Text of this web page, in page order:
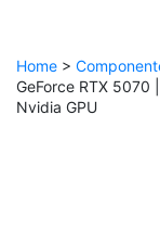
Home >
GeForce RTX 5070
Nvidia GPU